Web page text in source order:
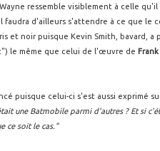
ressemble visiblement à celle
faudra d'ailleurs s'attendre à ce que le
et noir puisque Kevin Smith, bavard, a
le même que celui de l'œuvre de
puisque celui-ci s'est aussi exprimé
une Batmobile parmi d'autres ? Et si
ce soit le cas."